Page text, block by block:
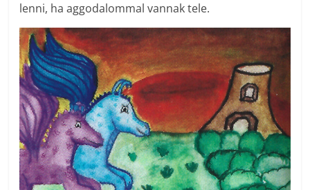
lenni, ha aggodalommal vannak tele.